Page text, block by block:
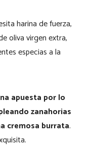
harina de fuerza,
oliva virgen extra,
especias a la
apuesta por lo
zanahorias
cremosa burrata.